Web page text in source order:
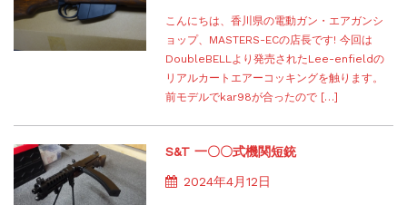
こんにちは、香川県の電動ガン・エアガンシ
ョップ、MASTERS-ECの店長です! 今回は
DoubleBELLより発売されたLee-enfieldの
リアルカートエアーコッキングを触ります。
前モデルでkar98が合ったので […]
S&T 一〇〇式機関短銃
2024年4月12日